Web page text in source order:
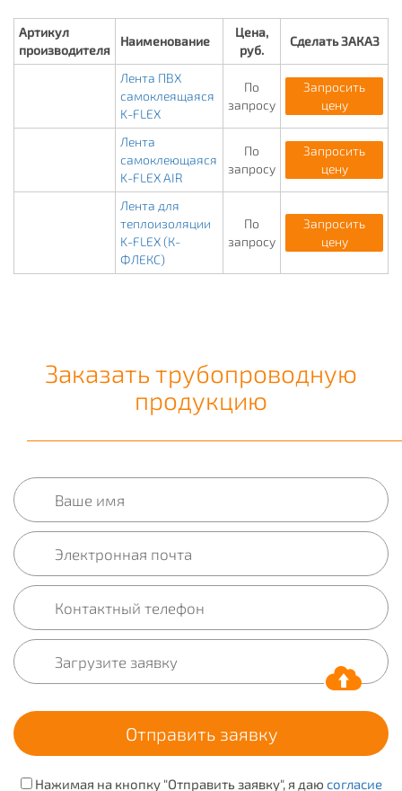
Артикул
производителя
Наименование
Цена,
руб.
Сделать ЗАКАЗ
Лента ПВХ
самоклеящаяся
K-FLEX
По
запросу
Запросить
цену
Лента
самоклеющаяся
K-FLEX AIR
По
запросу
Запросить
цену
Лента для
теплоизоляции
K-FLEX (К-
ФЛЕКС)
По
запросу
Запросить
цену
Заказать трубопроводную
продукцию
Нажимая на кнопку "Отправить заявку", я даю согласие